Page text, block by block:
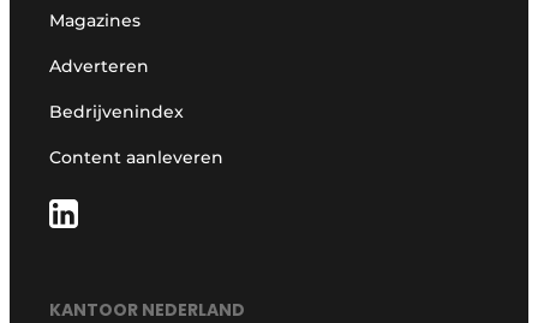
Magazines
Adverteren
Bedrijvenindex
Content aanleveren
KANTOOR NEDERLAND